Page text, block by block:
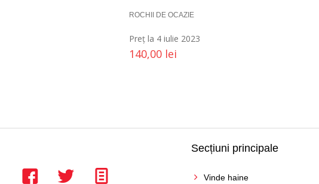
ROCHII DE OCAZIE
Preț la 4 iulie 2023
140,00 lei
Secțiuni principale
Vinde haine